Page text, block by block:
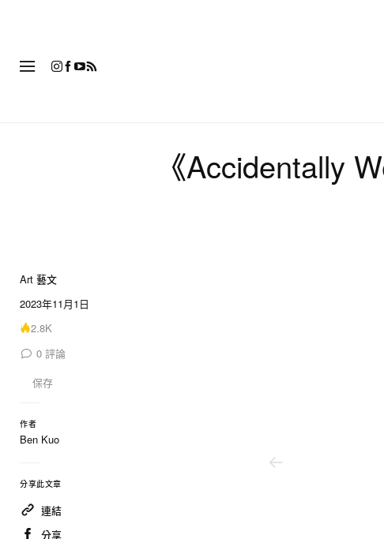
《Accidentally
Art 藝文
2023年11月1日
2.8K
0 評論
保存
作者
Ben Kuo
分享此文章
連結
分享